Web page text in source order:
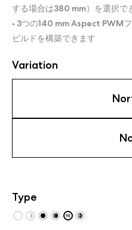
する場合は380 mm）を選択で
• 3つの140 mm Aspect PWM
ビルドを構築できます
Variation
Type